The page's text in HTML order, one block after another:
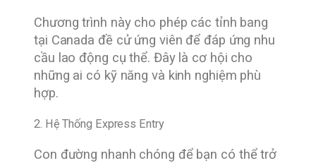
Chương trình này cho phép các tỉnh bang
tại Canada đề cử ứng viên để đáp ứng nhu
cầu lao động cụ thể. Đây là cơ hội cho
những ai có kỹ năng và kinh nghiệm phù
hợp.
2. Hệ Thống Express Entry
Con đường nhanh chóng để bạn có thể trở